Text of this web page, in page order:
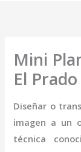
Mini
El Prado
Diseñar o
imagen a un
técnica